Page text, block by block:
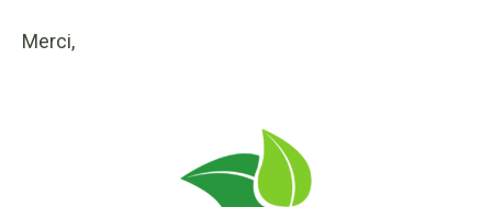
Merci,